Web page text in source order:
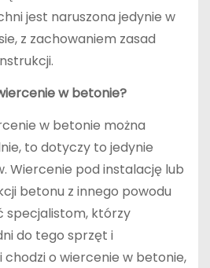
jest naruszona jedynie w
z zachowaniem zasad
w betonie?
w betonie można
to dotyczy to jedynie
Wiercenie pod instalację lub
betonu z innego powodu
specjalistom, którzy
do tego sprzęt i
chodzi o wiercenie w betonie,